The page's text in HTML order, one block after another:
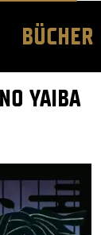
BÜCHER
YAIBA